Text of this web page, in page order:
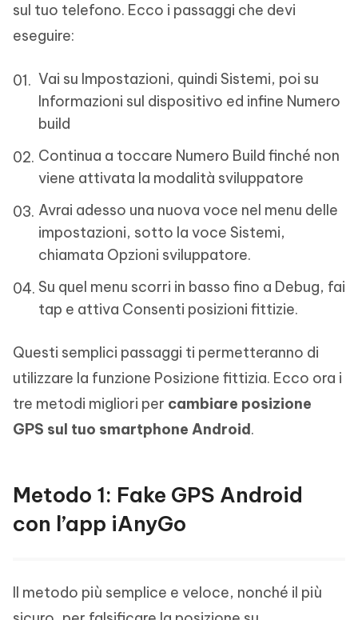
sul tuo telefono. Ecco i passaggi che devi
eseguire:
Vai su Impostazioni, quindi Sistemi, poi su
Informazioni sul dispositivo ed infine Numero
build
Continua a toccare Numero Build finché non
viene attivata la modalità sviluppatore
Avrai adesso una nuova voce nel menu delle
impostazioni, sotto la voce Sistemi,
chiamata Opzioni sviluppatore.
Su quel menu scorri in basso fino a Debug, fai
tap e attiva Consenti posizioni fittizie.
Questi semplici passaggi ti permetteranno di
utilizzare la funzione Posizione fittizia. Ecco ora i
tre metodi migliori per cambiare posizione
GPS sul tuo smartphone Android.
Metodo 1: Fake GPS Android
con l’app iAnyGo
Il metodo più semplice e veloce, nonché il più